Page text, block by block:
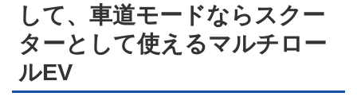
して、車道モードならスクー
ターとして使えるマルチロー
ルEV